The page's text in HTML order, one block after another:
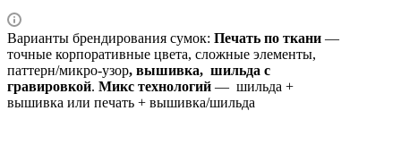
Варианты брендирования сумок: Печать по ткани —
точные корпоративные цвета, сложные элементы,
паттерн/микро‑узор, вышивка, шильда с
гравировкой. Микс технологий — шильда +
вышивка или печать + вышивка/шильда